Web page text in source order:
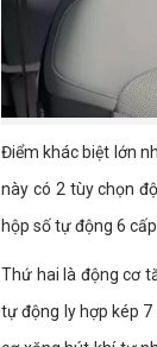
Điểm khác biệt lớn
này có 2 tùy chọn
hộp số tự động 6 cấp.
Thứ hai là động cơ
tự động ly hợp kép 7